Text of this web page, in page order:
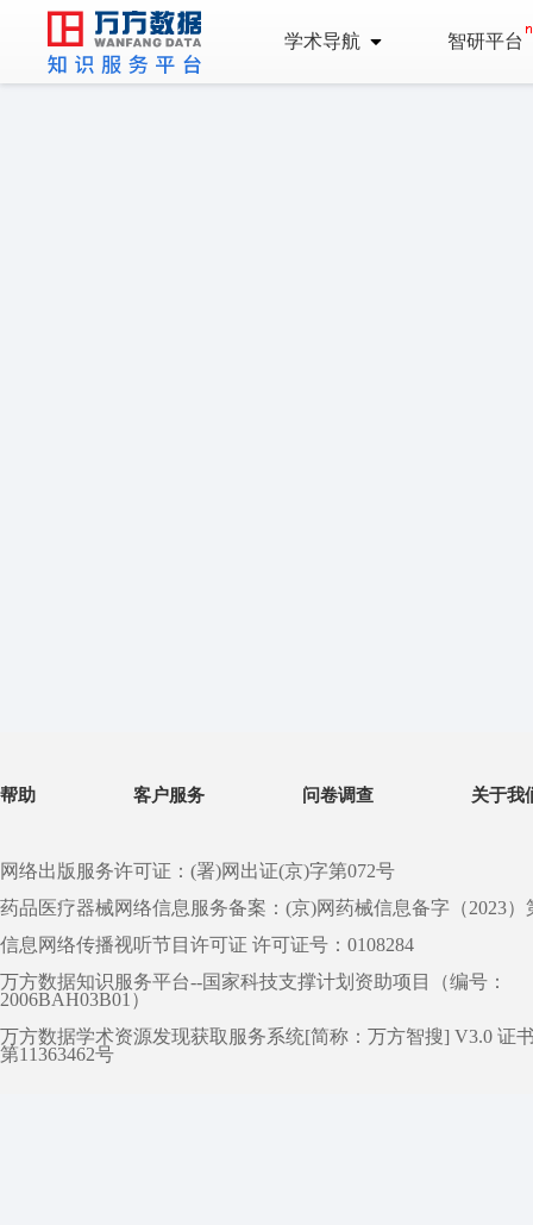
学术导航 智研平台
帮助 客户服务 问卷调查 关于我
网络出版服务许可证：(署)网出证(京)字第072号
药品医疗器械网络信息服务备案：(京)网药械信息备字（2023）
信息网络传播视听节目许可证 许可证号：0108284
万方数据知识服务平台--国家科技支撑计划资助项目（编号：
2006BAH03B01）
万方数据学术资源发现获取服务系统[简称：万方智搜] V3.0 证
第11363462号